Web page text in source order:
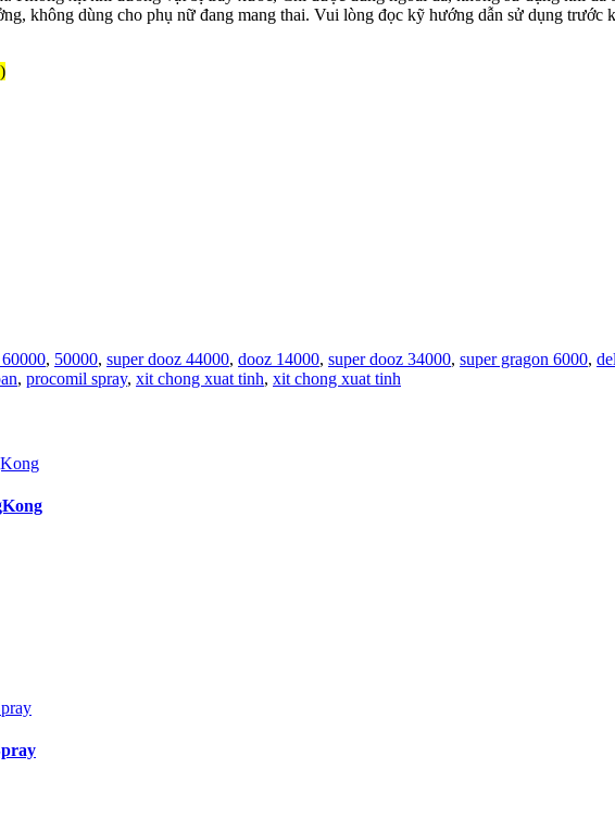
không dùng cho phụ nữ đang mang thai. Vui lòng đọc kỹ hướng dẫn sử dụng trước
, 50000, super dooz 44000, dooz 14000, super dooz 34000, super gragon 6000,
, procomil spray, xit chong xuat tinh, xit chong xuat tinh